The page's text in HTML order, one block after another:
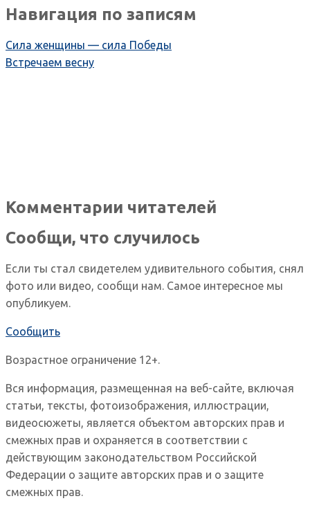
Навигация по записям
Сила женщины — сила Победы
Встречаем весну
Комментарии читателей
Сообщи, что случилось
Если ты стал свидетелем удивительного события, снял
фото или видео, сообщи нам. Самое интересное мы
опубликуем.
Сообщить
Возрастное ограничение 12+.
Вся информация, размещенная на веб-сайте, включая
статьи, тексты, фотоизображения, иллюстрации,
видеосюжеты, является объектом авторских прав и
смежных прав и охраняется в соответствии с
действующим законодательством Российской
Федерации о защите авторских прав и о защите
смежных прав.